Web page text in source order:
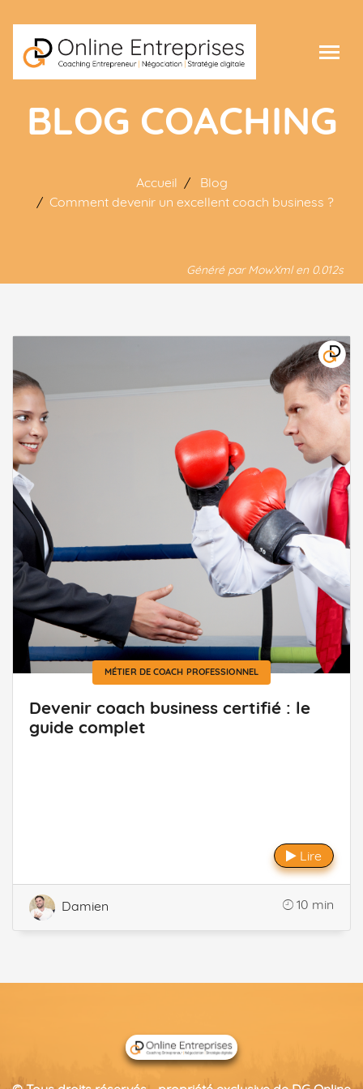
BLOG COACHING
Accueil
Blog
Comment devenir un excellent coach business ?
Généré par MowXml en 0.012s
MÉTIER DE COACH PROFESSIONNEL
Devenir coach business certifié : le
guide complet
Lire
Damien 10 min